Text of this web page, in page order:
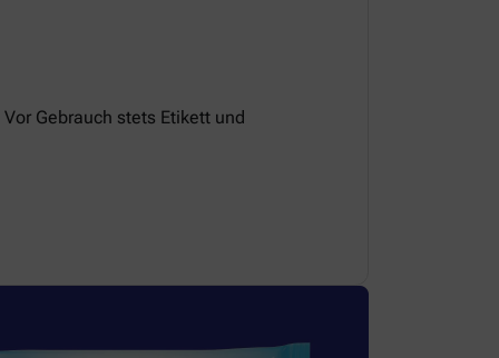
Gebrauch stets Etikett und